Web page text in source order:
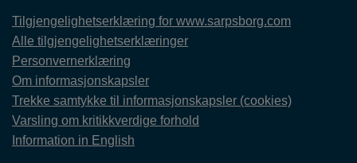
Tilgjengelighetserklæring for www.sarpsborg.com
Alle tilgjengelighetserklæringer
Personvernerklæring
Om informasjonskapsler
Trekke samtykke til informasjonskapsler (cookies)
Varsling om kritikkverdige forhold
Information in English